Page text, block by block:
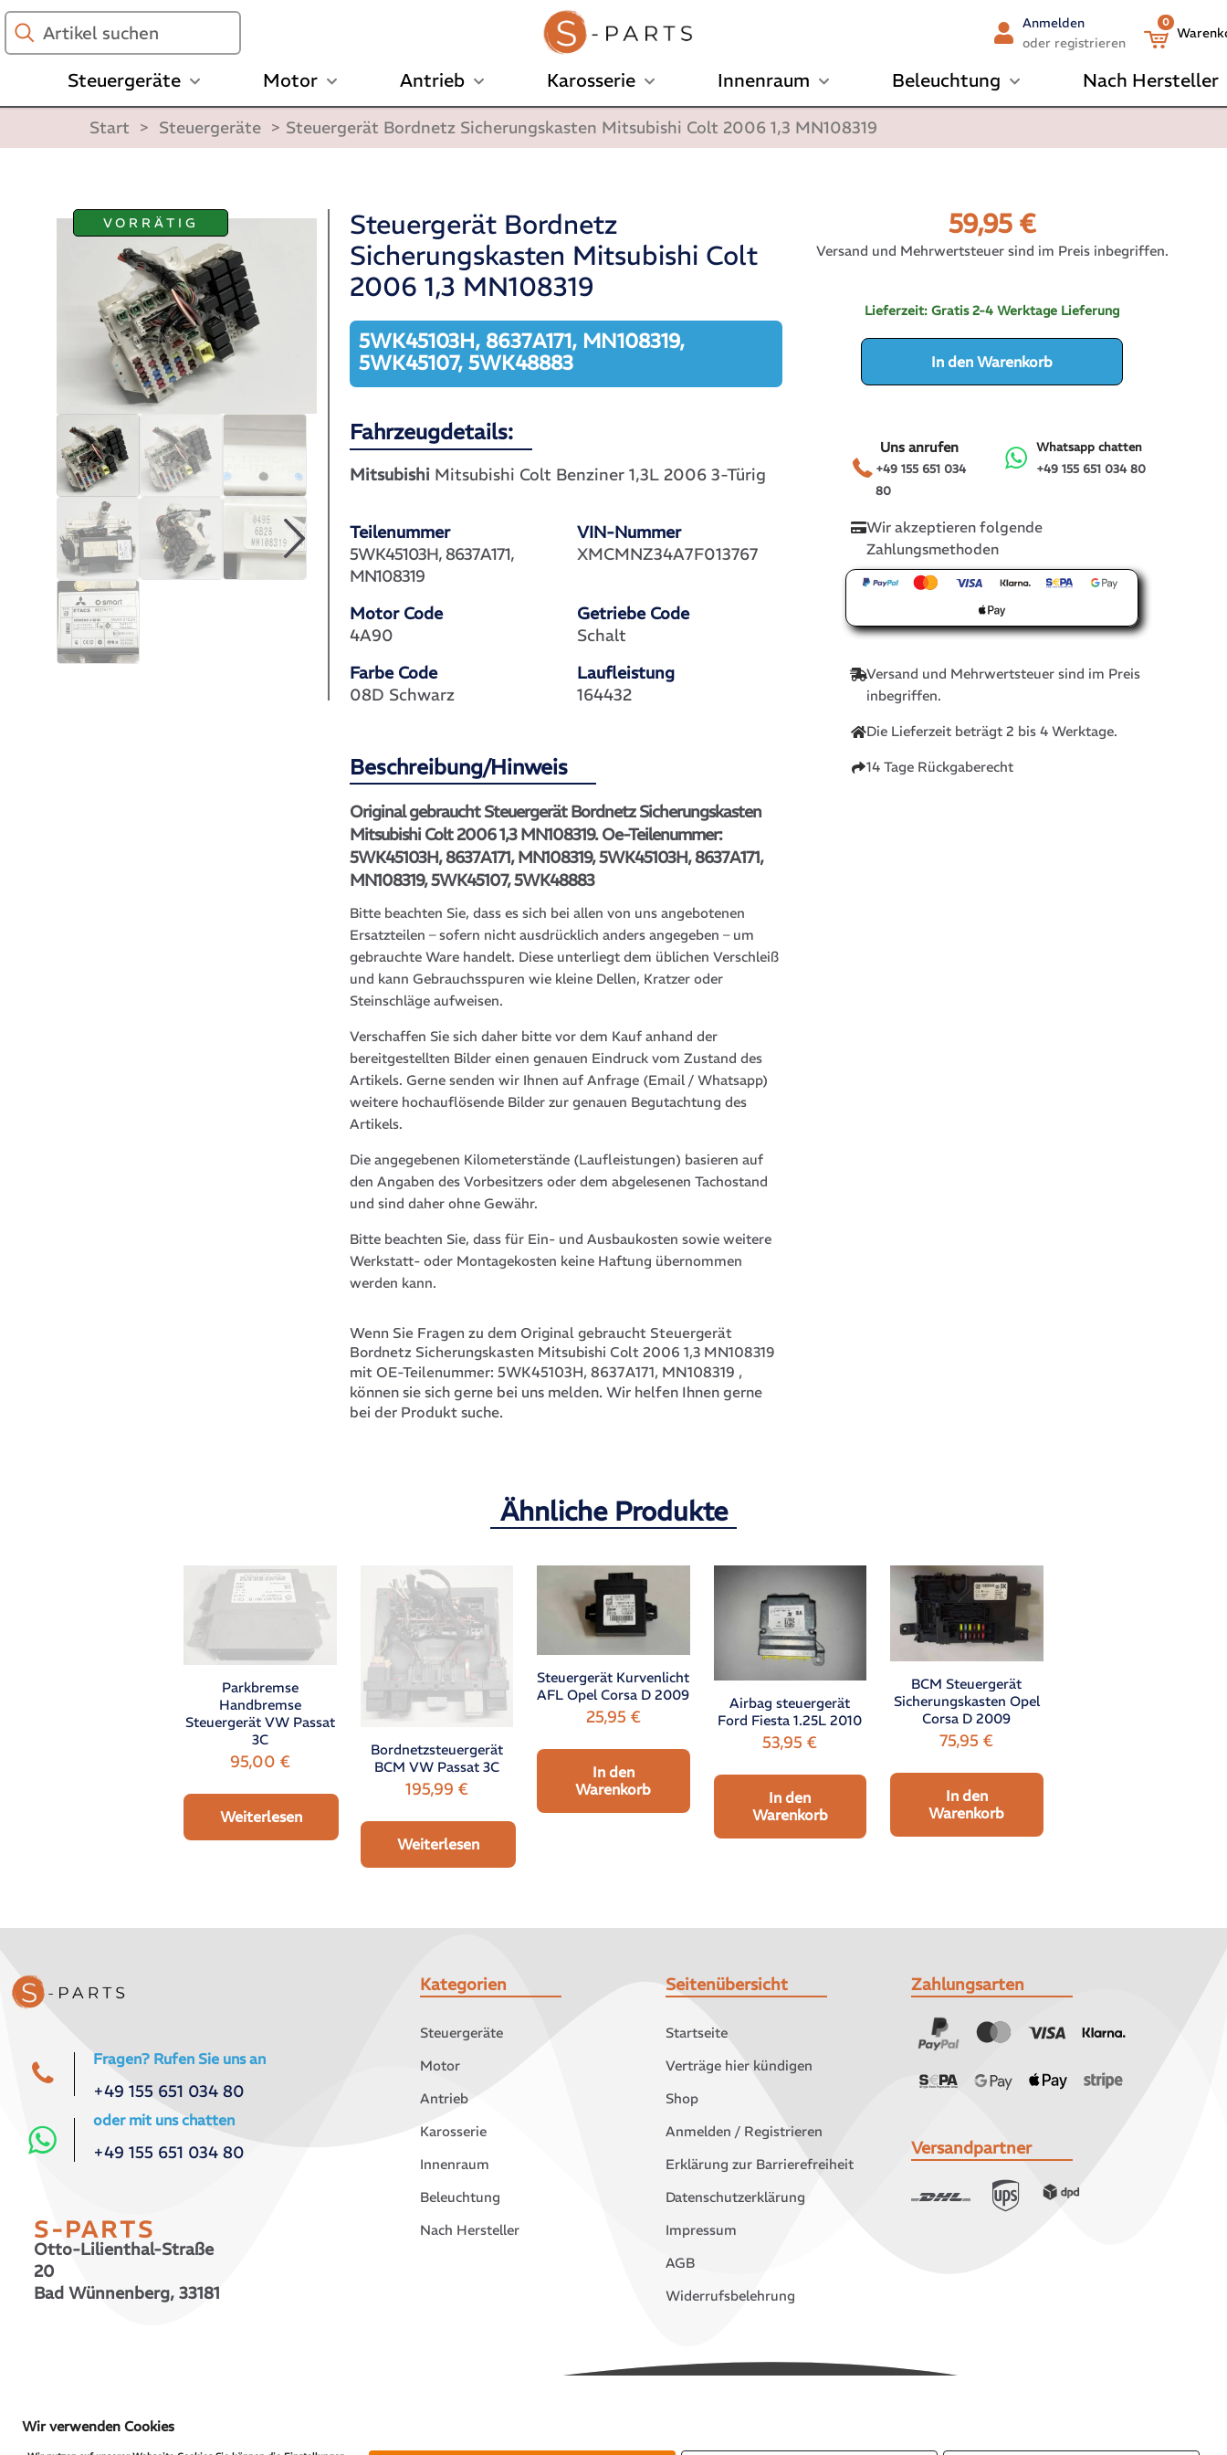
Artikel
suchen
Anmelden
oder registrieren
0
Steuergeräte Motor Antrieb Karosserie Innenraum Beleuchtung Nach Hersteller
Start > Steuergeräte > Steuergerät Bordnetz Sicherungskasten Mitsubishi Colt 2006 1,3 MN108319
VORRÄTIG
Steuergerät Bordnetz
Sicherungskasten Mitsubishi Colt
2006 1,3 MN108319
5WK45103H, 8637A171, MN108319,
5WK45107, 5WK48883
Fahrzeugdetails:
Mitsubishi Mitsubishi Colt Benziner 1,3L 2006 3-Türig
Teilenummer
VIN-Nummer
5WK45103H, 8637A171,
MN108319
XMCMNZ34A7F013767
Motor Code
Getriebe Code
4A90
Schalt
Farbe Code
Laufleistung
08D Schwarz
164432
Beschreibung/Hinweis
Original gebraucht Steuergerät Bordnetz Sicherungskasten
Mitsubishi Colt 2006 1,3 MN108319. Oe-Teilenummer:
5WK45103H, 8637A171, MN108319, 5WK45103H, 8637A171,
MN108319, 5WK45107, 5WK48883
Bitte beachten Sie, dass es sich bei allen von uns angebotenen
Ersatzteilen – sofern nicht ausdrücklich anders angegeben – um
gebrauchte Ware handelt. Diese unterliegt dem üblichen Verschleiß
und kann Gebrauchsspuren wie kleine Dellen, Kratzer oder
Steinschläge aufweisen.
Verschaffen Sie sich daher bitte vor dem Kauf anhand der
bereitgestellten Bilder einen genauen Eindruck vom Zustand des
Artikels. Gerne senden wir Ihnen auf Anfrage (Email / Whatsapp)
weitere hochauflösende Bilder zur genauen Begutachtung des
Artikels.
Die angegebenen Kilometerstände (Laufleistungen) basieren auf
den Angaben des Vorbesitzers oder dem abgelesenen Tachostand
und sind daher ohne Gewähr.
Bitte beachten Sie, dass für Ein- und Ausbaukosten sowie weitere
Werkstatt- oder Montagekosten keine Haftung übernommen
werden kann.
Wenn Sie Fragen zu dem Original gebraucht Steuergerät
Bordnetz Sicherungskasten Mitsubishi Colt 2006 1,3 MN108319
mit OE-Teilenummer:5WK45103H, 8637A171, MN108319 ,
können sie sich gerne bei uns melden. Wir helfen Ihnen gerne
bei der Produkt suche.
59,95 €
Versand und Mehrwertsteuer sind im Preis inbegriffen.
Lieferzeit:Gratis 2-4 Werktage Lieferung
In den Warenkorb
+49 155 651 034
80
Uns anrufen
+49 155 651 034 80
Whatsapp chatten
Wir akzeptieren folgende
Zahlungsmethoden
Versand und Mehrwertsteuer sind im Preis
inbegriffen.
Die Lieferzeit beträgt 2 bis 4 Werktage.
14 Tage Rückgaberecht
Ähnliche Produkte
Parkbremse
Handbremse
Steuergerät VW Passat
3C
95,00€
Weiterlesen
Bordnetzsteuergerät
BCM VW Passat 3C
195,99 €
Weiterlesen
Steuergerät Kurvenlicht
AFL Opel Corsa D 2009
25,95 €
In den
Warenkorb
Airbag steuergerät
Ford Fiesta 1.25L 2010
53,95€
In den
Warenkorb
BCM Steuergerät
Sicherungskasten Opel
Corsa D 2009
75,95€
In den
Warenkorb
Fragen? Rufen Sie uns an
+49 155 651 034 80
oder mit uns chatten
+49 155 651 034 80
S-PARTS
Otto-Lilienthal-Straße
20
Bad Wünnenberg, 33181
Kategorien
Steuergeräte
Motor
Antrieb
Karosserie
Innenraum
Beleuchtung
Nach Hersteller
Seitenübersicht
Startseite
Verträge hier kündigen
Shop
Anmelden / Registrieren
Erklärung zur Barrierefreiheit
Datenschutzerklärung
Impressum
AGB
Widerrufsbelehrung
Zahlungsarten
Versandpartner
Wir verwenden Cookies